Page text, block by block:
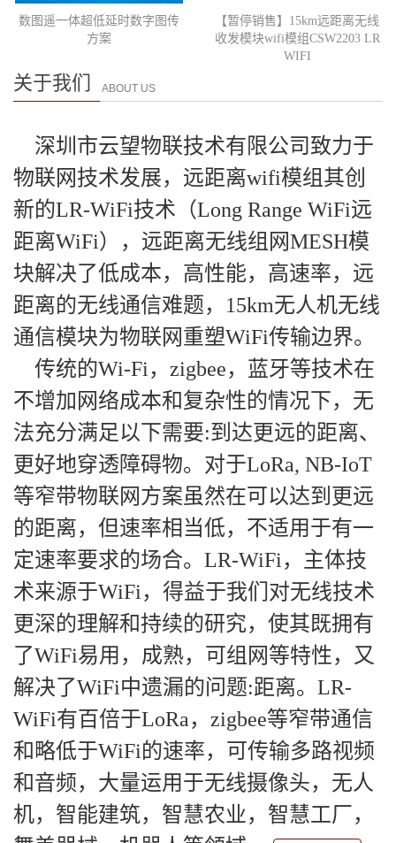
数图遥一体超低延时数字图传
方案
【暂停销售】15km远距离无线
收发模块wifi模组CSW2203 LR
WIFI
关于我们 ABOUT US
深圳市云望物联技术有限公司致力于
物联网技术发展，远距离wifi模组其创
新的LR-WiFi技术（Long Range WiFi远
距离WiFi），远距离无线组网MESH模
块解决了低成本，高性能，高速率，远
距离的无线通信难题，15km无人机无线
通信模块为物联网重塑WiFi传输边界。
传统的Wi-Fi，zigbee，蓝牙等技术在
不增加网络成本和复杂性的情况下，无
法充分满足以下需要:到达更远的距离、
更好地穿透障碍物。对于LoRa, NB-IoT
等窄带物联网方案虽然在可以达到更远
的距离，但速率相当低，不适用于有一
定速率要求的场合。LR-WiFi，主体技
术来源于WiFi，得益于我们对无线技术
更深的理解和持续的研究，使其既拥有
了WiFi易用，成熟，可组网等特性，又
解决了WiFi中遗漏的问题:距离。LR-
WiFi有百倍于LoRa，zigbee等窄带通信
和略低于WiFi的速率，可传输多路视频
和音频，大量运用于无线摄像头，无人
机，智能建筑，智慧农业，智慧工厂，